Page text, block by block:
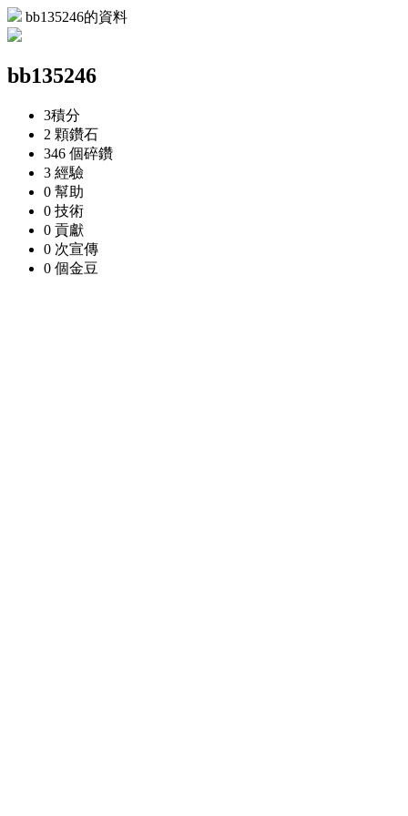
bb135246的資料
bb135246
3積分
2 顆鑽石
346 個碎鑽
3 經驗
0 幫助
0 技術
0 貢獻
0 次宣傳
0 個金豆